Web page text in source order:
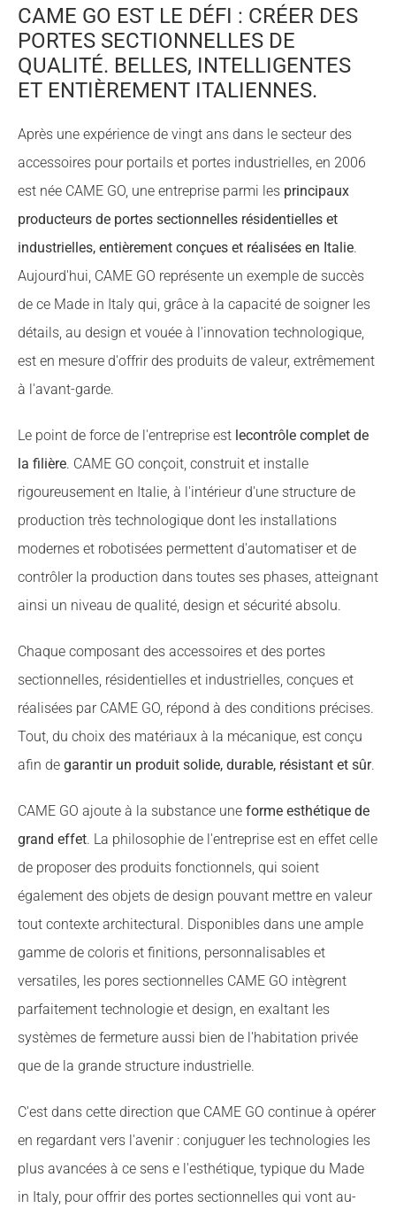
CAME GO EST LE DÉFI : CRÉER DES
PORTES SECTIONNELLES DE
QUALITÉ. BELLES, INTELLIGENTES
ET ENTIÈREMENT ITALIENNES.
Après une expérience de vingt ans dans le secteur des
accessoires pour portails et portes industrielles, en 2006
est née CAME GO, une entreprise parmi les principaux
producteurs de portes sectionnelles résidentielles et
industrielles, entièrement conçues et réalisées en Italie.
Aujourd'hui, CAME GO représente un exemple de succès
de ce Made in Italy qui, grâce à la capacité de soigner les
détails, au design et vouée à l'innovation technologique,
est en mesure d'offrir des produits de valeur, extrêmement
à l'avant-garde.
Le point de force de l'entreprise est lecontrôle complet de
la filière. CAME GO conçoit, construit et installe
rigoureusement en Italie, à l'intérieur d'une structure de
production très technologique dont les installations
modernes et robotisées permettent d'automatiser et de
contrôler la production dans toutes ses phases, atteignant
ainsi un niveau de qualité, design et sécurité absolu.
Chaque composant des accessoires et des portes
sectionnelles, résidentielles et industrielles, conçues et
réalisées par CAME GO, répond à des conditions précises.
Tout, du choix des matériaux à la mécanique, est conçu
afin de garantir un produit solide, durable, résistant et sûr.
CAME GO ajoute à la substance une forme esthétique de
grand effet. La philosophie de l'entreprise est en effet celle
de proposer des produits fonctionnels, qui soient
également des objets de design pouvant mettre en valeur
tout contexte architectural. Disponibles dans une ample
gamme de coloris et finitions, personnalisables et
versatiles, les pores sectionnelles CAME GO intègrent
parfaitement technologie et design, en exaltant les
systèmes de fermeture aussi bien de l'habitation privée
que de la grande structure industrielle.
C'est dans cette direction que CAME GO continue à opérer
en regardant vers l'avenir : conjuguer les technologies les
plus avancées à ce sens e l'esthétique, typique du Made
in Italy, pour offrir des portes sectionnelles qui vont au-